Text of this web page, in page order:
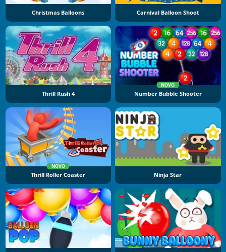
Christmas Balloons Carnival Balloon Shoot
Thrill Rush 4
NOVO
Number Bubble Shooter
NOVO
Thrill Roller Coaster Ninja Star